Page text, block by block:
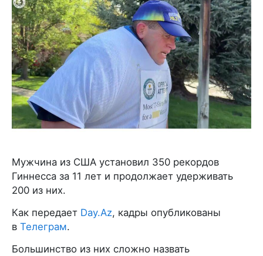
Мужчина из США установил 350 рекордов
Гиннесса за 11 лет и продолжает удерживать
200 из них.
Как передает Day.Az, кадры опубликованы
в Телеграм.
Большинство из них сложно назвать